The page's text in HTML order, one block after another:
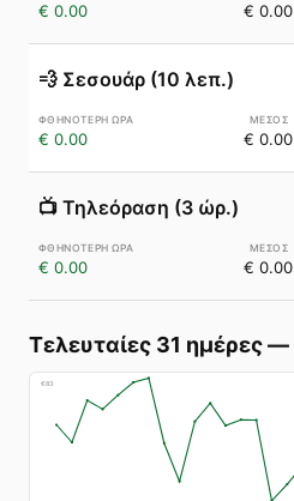
€ 0.00 € 0.00
💨 Σεσουάρ (10 λεπ.)
€ 0.00 € 0.00
📺 Τηλεόραση (3 ώρ.)
€ 0.00 € 0.00
Τελευταίες 31 ημέρες—
€83